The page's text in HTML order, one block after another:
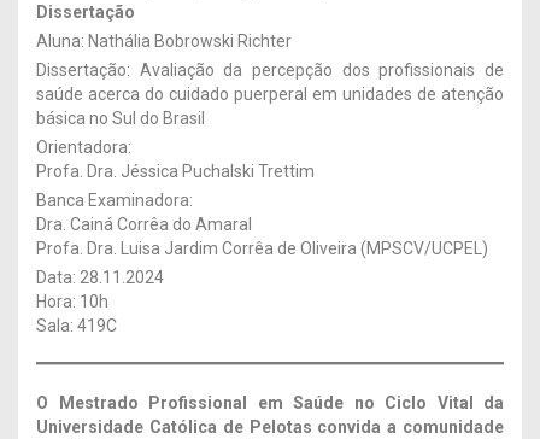
Dissertação
Aluna: Nathália Bobrowski Richter
Dissertação: Avaliação da percepção dos profissionais de
saúde acerca do cuidado puerperal em unidades de atenção
básica no Sul do Brasil
Orientadora:
Profa. Dra. Jéssica Puchalski Trettim
Banca Examinadora:
Dra. Cainá Corrêa do Amaral
Profa. Dra. Luisa Jardim Corrêa de Oliveira (MPSCV/UCPEL)
Data: 28.11.2024
Hora: 10h
Sala: 419C
O Mestrado Profissional em Saúde no Ciclo Vital da
Universidade Católica de Pelotas convida a comunidade